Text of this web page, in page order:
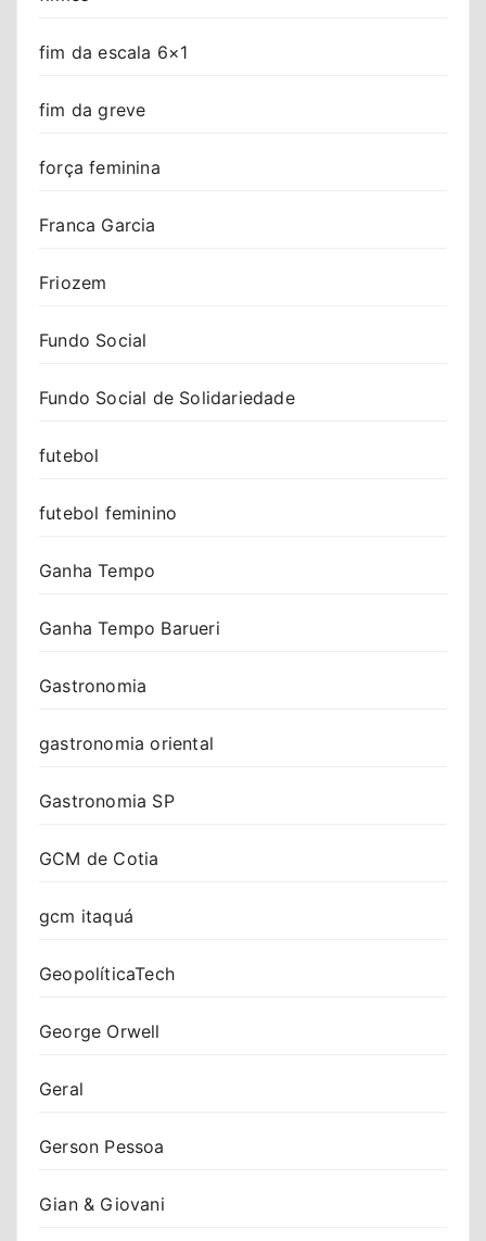
fim da escala 6×1
fim da greve
força feminina
Franca Garcia
Friozem
Fundo Social
Fundo Social de Solidariedade
futebol
futebol feminino
Ganha Tempo
Ganha Tempo Barueri
Gastronomia
gastronomia oriental
Gastronomia SP
GCM de Cotia
gcm itaquá
GeopolíticaTech
George Orwell
Geral
Gerson Pessoa
Gian & Giovani